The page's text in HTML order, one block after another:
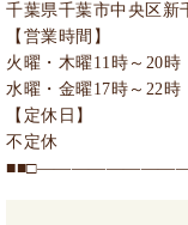
千葉県千葉市中央区新
【営業時間】
火曜・木曜11時～20時
水曜・金曜17時～22時
【定休日】
不定休